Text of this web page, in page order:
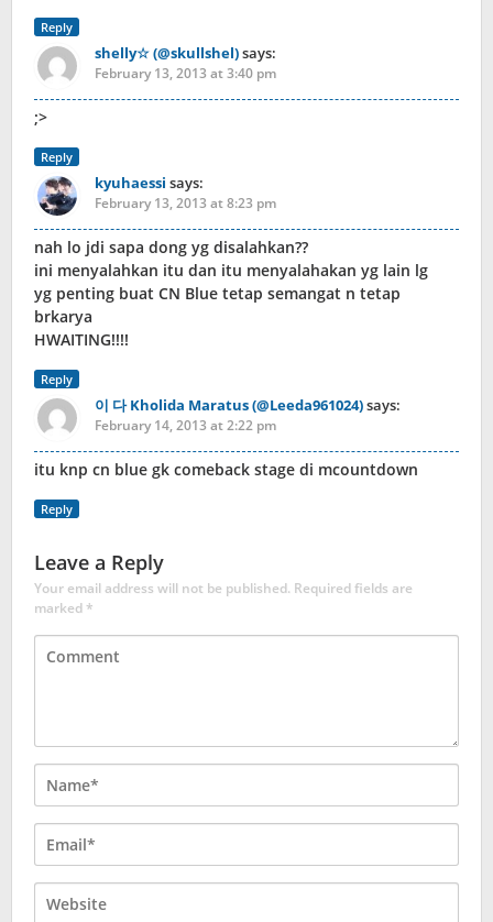
Reply
shelly☆ (@skullshel)says:
February 13, 2013 at 3:40 pm
;>
Reply
kyuhaessi says:
February 13, 2013 at 8:23 pm
nah lo jdi sapa dong yg disalahkan??
ini menyalahkan itu dan itu menyalahakan yg lain lg
yg penting buat CN Blue tetap semangat n tetap
brkarya
HWAITING!!!!
Reply
이 다 Kholida Maratus (@Leeda961024)says:
February 14, 2013 at 2:22 pm
itu knp cn blue gk comeback stage di mcountdown
Reply
Leave a Reply
Your email address will not be published. Required fields are
marked*